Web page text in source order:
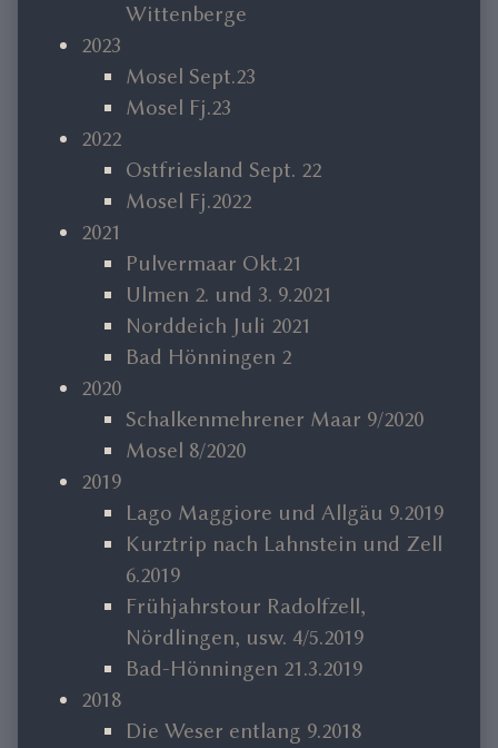
Wittenberge
2023
Mosel Sept.23
Mosel Fj.23
2022
Ostfriesland Sept. 22
Mosel Fj.2022
2021
Pulvermaar Okt.21
Ulmen 2. und 3. 9.2021
Norddeich Juli 2021
Bad Hönningen 2
2020
Schalkenmehrener Maar 9/2020
Mosel 8/2020
2019
Lago Maggiore und Allgäu 9.2019
Kurztrip nach Lahnstein und Zell
6.2019
Frühjahrstour Radolfzell,
Nördlingen, usw. 4/5.2019
Bad-Hönningen 21.3.2019
2018
Die Weser entlang 9.2018